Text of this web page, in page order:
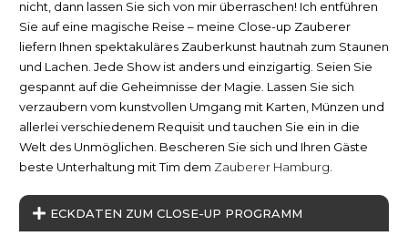
nicht, dann lassen Sie sich von mir überraschen! Ich entführen
Sie auf eine magische Reise – meine Close-up Zauberer
liefern Ihnen spektakuläres Zauberkunst hautnah zum Staunen
und Lachen. Jede Show ist anders und einzigartig. Seien Sie
gespannt auf die Geheimnisse der Magie. Lassen Sie sich
verzaubern vom kunstvollen Umgang mit Karten, Münzen und
allerlei verschiedenem Requisit und tauchen Sie ein in die
Welt des Unmöglichen. Bescheren Sie sich und Ihren Gäste
beste Unterhaltung mit Tim dem Zauberer Hamburg
ECKDATEN ZUM CLOSE-UP PROGRAMM